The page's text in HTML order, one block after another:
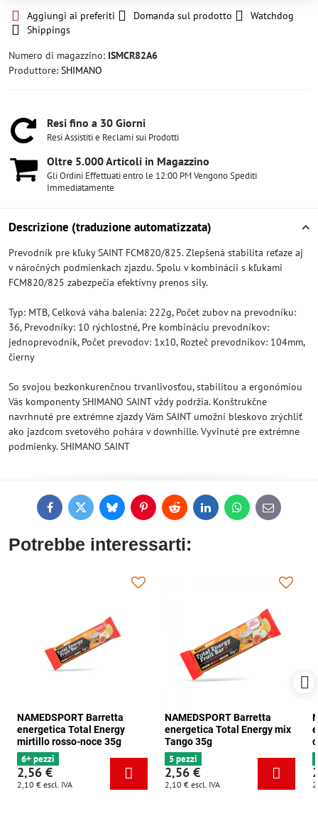
Aggiungi ai preferiti Domanda sul prodotto
Watchdog
Shippings
Numero di magazzino: ISMCR82A6
Produttore: SHIMANO
Resi fino a 30 Giorni
Resi Assistiti e Reclami sui Prodotti
Oltre 5​.000 Articoli in Magazzino
Gli Ordini Effettuati entro le 12:00 PM Vengono Spediti
Immediatamente
Descrizione (traduzione automatizzata)
Prevodník pre kľuky SAINT FCM820/825. Zlepšená stabilita reťaze aj
v náročných podmienkach zjazdu. Spolu v kombinácii s kľukami
FCM820/825 zabezpečia efektívny prenos sily.
Typ: MTB, Celková váha balenia: 222g, Počet zubov na prevodníku:
36, Prevodníky: 10 rýchlostné, Pre kombináciu prevodníkov:
jednoprevodník, Počet prevodov: 1x10, Rozteč prevodníkov: 104mm,
čierny
So svojou bezkonkurenčnou trvanlivosťou, stabilitou a ergonómiou
Vás komponenty SHIMANO SAINT vždy podržia. Konštrukčne
navrhnuté pre extrémne zjazdy Vám SAINT umožní bleskovo zrýchliť
ako jazdcom svetového pohára v downhille. Vyvinuté pre extrémne
podmienky. SHIMANO SAINT
FacebookTwitterBlueskyPinterestReddit LinkedInWhatsApp
E-
mail
Potrebbe interessarti:
NAMEDSPORT Barretta
energetica Total Energy
mirtillo rosso-noce 35g
6+ pezzi
2,56 €
2,10 € escl. IVA
NAMEDSPORT Barretta
energetica Total Energy mix
Tango 35g
5 pezzi
2,56 €
2,10 € escl. IVA